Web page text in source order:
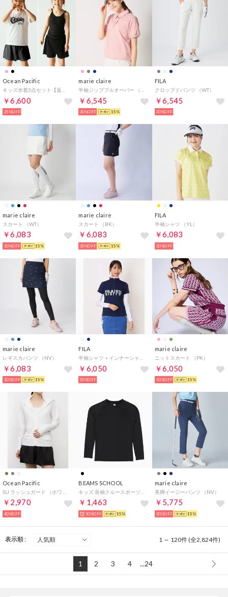
Ocean Pacific
￥6,600
25%OFF
marie claire
￥6,545
30%OFF 15%
FILA
クロップドパンツ （WT）
￥6,545
30%OFF
marie claire
スカート （WT）
￥6,083
30%OFF 15%
marie claire
スカート （BK）
￥6,083
30%OFF 15%
FILA
半袖シャツ （YL）
￥6,083
30%OFF
marie claire
レギスカパンツ （NV）
￥6,083
30%OFF 15%
FILA
￥6,050
50%OFF
marie claire
ニットスカート （PK）
￥6,050
50%OFF 15%
Ocean Pacific
￥2,970
40%OFF
BEAMS SCHOOL
￥1,463
30%OFF 15%
marie claire
美脚イージーパンツ （NV）
￥5,775
30%OFF 15%
表示順 : 1 ～ 120件 (全2,824件)
1 2 3 4 ...24